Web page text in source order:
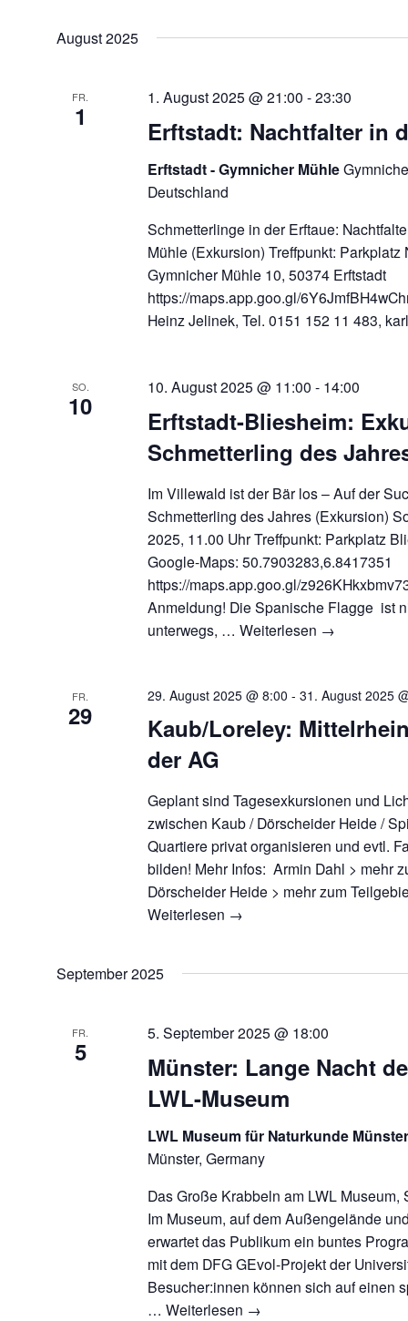
August 2025
FR.
1 Erftstadt: Nachtfalter in
1. August 2025 @ 21:00 -23:30
Erftstadt - Gymnicher Mühle
Deutschland
Schmetterlinge in der Erftaue:
Mühle (Exkursion) Treffpunkt: Parkplatz
Gymnicher Mühle 10, 50374 Erftstadt
https://maps.app.goo.gl/
Heinz Jelinek, Tel. 0151 152 11 483,
SO.
10
Erftstadt-Bliesheim:
Schmetterling des
10. August 2025 @ 11:00 - 14:00
Im Villewald ist der Bär los – Auf der
Schmetterling des Jahres (Exkursion)
2025, 11.00 Uhr Treffpunkt: Parkplatz
Google-Maps: 50.7903283,6.8417351
https://maps.app.goo.gl/
Anmeldung! Die Spanische Flagge ist
unterwegs, …Weiterlesen →
FR.
29
Kaub/Loreley:
der AG
29. August 2025 @ 8:00 -31. August 2025
Geplant sind Tagesexkursionen und
zwischen Kaub / Dörscheider Heide /
Quartiere privat organisieren und evtl.
bilden! Mehr Infos: Armin Dahl > mehr
Dörscheider Heide > mehr zum
Weiterlesen →
September 2025
FR.
5
Münster: Lange Nacht
LWL-Museum
5. September 2025 @ 18:00
LWL Museum für Naturkunde
Münster, Germany
Das Große Krabbeln am LWL Museum,
Im Museum, auf dem Außengelände
erwartet das Publikum ein buntes
mit dem DFG GEvol-Projekt der
Besucher:innen können sich auf einen
…Weiterlesen →